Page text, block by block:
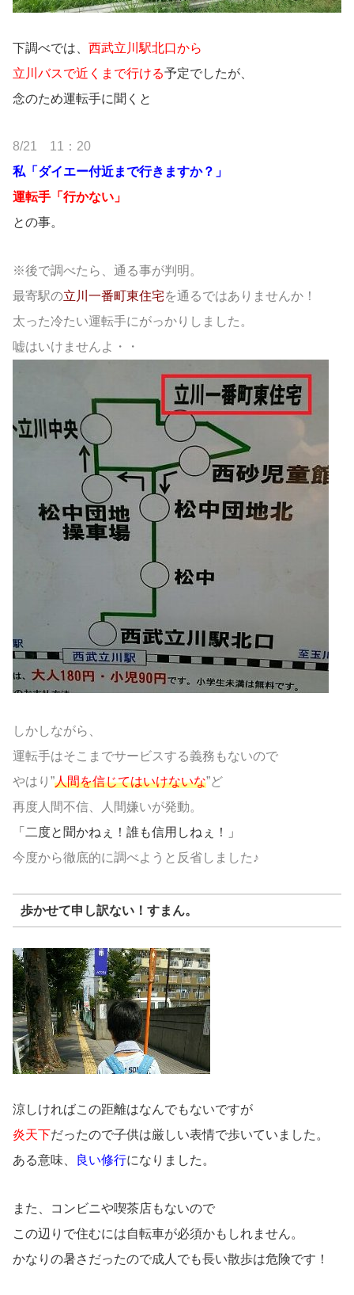
下調べでは、 西武立川駅北口から
立川バスで近くまで行ける予定でしたが、
念のため運転手に聞くと
8/21 11：20
私「ダイエー付近まで行きますか？」
運転手「行かない」
との事。
※後で調べたら、通る事が判明。
最寄駅の立川一番町東住宅を通るではありませんか！
太った冷たい運転手にがっかりしました。
嘘はいけませんよ・・
しかしながら、
運転手はそこまでサービスする義務もないので
やはり”人間を信じてはいけないな”ど
再度人間不信、人間嫌いが発動。
「二度と聞かねぇ！誰も信用しねぇ！」
今度から徹底的に調べようと反省しました♪
歩かせて申し訳ない！すまん。
涼しければこの距離はなんでもないですが
炎天下だったので子供は厳しい表情で歩いていました。
ある意味、
良い修行になりました。
また、コンビニや喫茶店もないので
この辺りで住むには自転車が必須かもしれません。
かなりの暑さだったので成人でも長い散歩は危険です！